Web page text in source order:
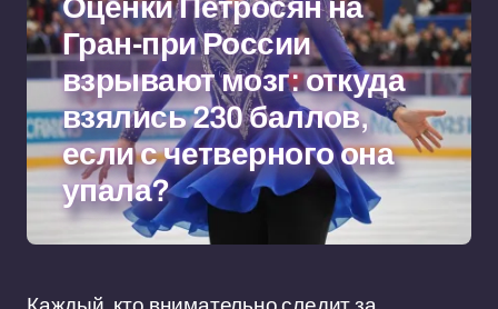
Оценки Петросян на
Гран-при России
взрывают мозг: откуда
взялись 230 баллов,
если с четверного она
упала?